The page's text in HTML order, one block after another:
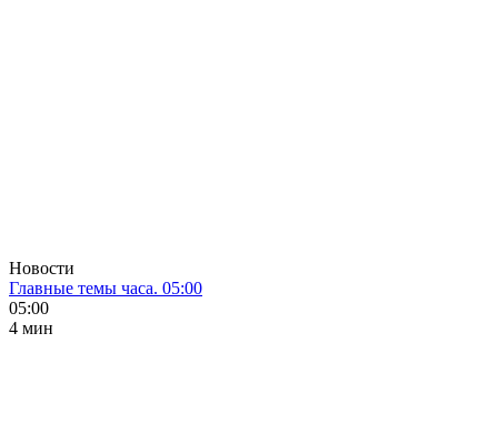
Новости
Главные темы часа. 05:00
05:00
4 мин